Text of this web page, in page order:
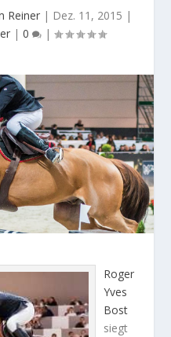
Reiner | Dez. 11, 2015 |
| 0 |
Roger
Yves
Bost
siegt